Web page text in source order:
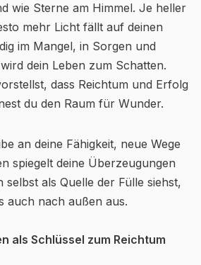
wie Sterne am Himmel. Je heller
mehr Licht fällt auf deinen
im Mangel, in Sorgen und
dein Leben zum Schatten.
dass Reichtum und Erfolg
du den Raum für Wunder.
an deine Fähigkeit, neue Wege
spiegelt deine Überzeugungen
selbst als Quelle der Fülle siehst,
auch nach außen aus.
als Schlüssel zum Reichtum